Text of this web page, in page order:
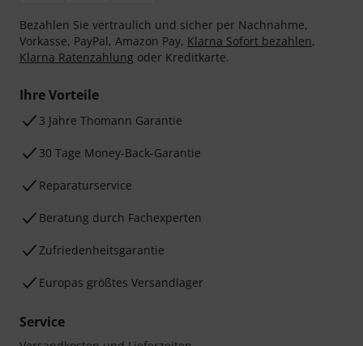
Bezahlen Sie vertraulich und sicher per Nachnahme,
Vorkasse, PayPal, Amazon Pay, Klarna Sofort bezahlen,
Klarna Ratenzahlung oder Kreditkarte.
Ihre Vorteile
3 Jahre Thomann Garantie
30 Tage Money-Back-Garantie
Reparaturservice
Beratung durch Fachexperten
Zufriedenheitsgarantie
Europas größtes Versandlager
Service